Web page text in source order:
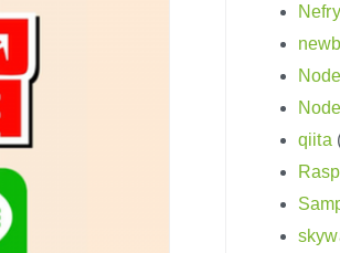
qiita